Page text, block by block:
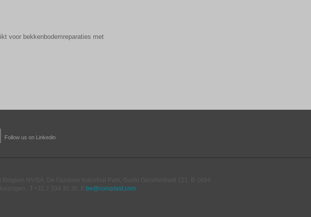
voor bekkenbodemreparaties met
Follow us on Linkedin
be@coloplast.com